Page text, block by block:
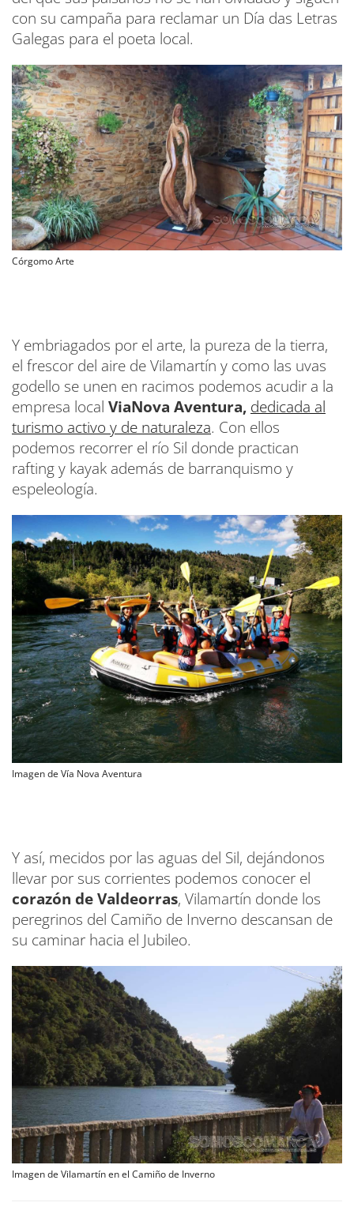
con su campaña para reclamar un Día das Letras
Galegas para el poeta local.
Córgomo Arte
Y embriagados por el arte, la pureza de la tierra,
el frescor del aire de Vilamartín y como las uvas
godello se unen en racimos podemos acudir a la
empresa local ViaNova Aventura, dedicada al
turismo activo y de naturaleza. Con ellos
podemos recorrer el río Sil donde practican
rafting y kayak además de barranquismo y
espeleología.
Imagen de Vía Nova Aventura
Y así, mecidos por las aguas del Sil, dejándonos
llevar por sus corrientes podemos conocer el
corazón de Valdeorras, Vilamartín donde los
peregrinos del Camiño de Inverno descansan de
su caminar hacia el Jubileo.
Imagen de Vilamartín en el Camiño de Inverno